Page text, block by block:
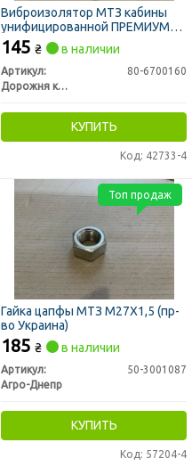
Виброизолятор МТЗ кабины
унифицированной ПРЕМИУМ
(подушка) (ДК)
145 ₴ в наличии
Артикул:
80-6700160
Дорожня карта
КУПИТЬ
Код: 42733-4
Гайка цапфы МТЗ М27X1,5 (пр-
во Украина)
185 ₴ в наличии
Артикул:
50-3001087
Агро-Днепр
КУПИТЬ
Код: 57204-4
Топ продаж